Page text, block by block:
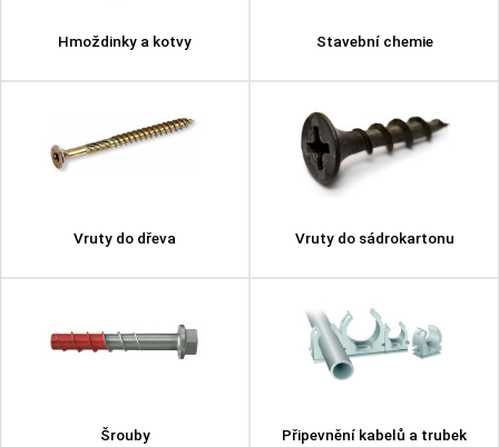
Hmoždinky a kotvy Stavební chemie
Vruty do dřeva Vruty do sádrokartonu
Šrouby Připevnění kabelů a trubek